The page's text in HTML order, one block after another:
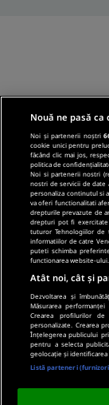
Nouă ne pasă
Noi și partenerii noștri
cookie unici pentru
făcând clic mai jos,
politica de
Noi si partenerii nostri
nostri de servicii de date
personaliza continutul si
va oferi functionalitati
drepturile prevazute de
drepturi pot fi exercitate
tuturor Tehnologiilor de
informatiilor de catre
puteti schimba
functionarea website-ului.
Atât noi, cât și
Dezvoltarea și
Măsurarea
Crearea profilurilor de
personalizate. Crearea
Înțelegerea publicului
pentru a selecta
geolocație și identificarea
Listă parteneri